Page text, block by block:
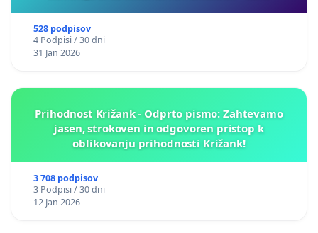
528 podpisov
4 Podpisi / 30 dni
31 Jan 2026
Prihodnost Križank - Odprto pismo: Zahtevamo
jasen, strokoven in odgovoren pristop k
oblikovanju prihodnosti Križank!
3 708 podpisov
3 Podpisi / 30 dni
12 Jan 2026